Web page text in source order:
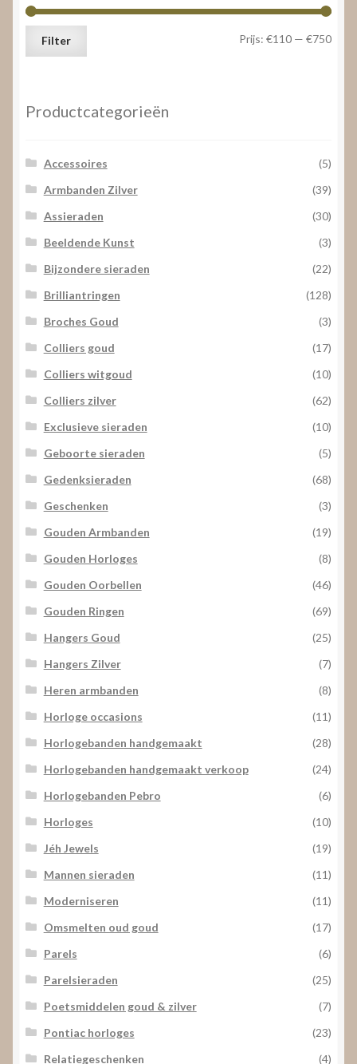
Min.
Max.
Filter Prijs: €110 — €750
Productcategorieën
Accessoires
(5)
Armbanden Zilver
(39)
Assieraden
(30)
Beeldende Kunst
(3)
Bijzondere sieraden
(22)
Brilliantringen
(128)
Broches Goud
(3)
Colliers goud
(17)
Colliers witgoud
(10)
Colliers zilver
(62)
Exclusieve sieraden
(10)
Geboorte sieraden
(5)
Gedenksieraden
(68)
Geschenken
(3)
Gouden Armbanden
(19)
Gouden Horloges
(8)
Gouden Oorbellen
(46)
Gouden Ringen
(69)
Hangers Goud
(25)
Hangers Zilver
(7)
Heren armbanden
(8)
Horloge occasions
(11)
Horlogebanden handgemaakt
(28)
Horlogebanden handgemaakt verkoop
(24)
Horlogebanden Pebro
(6)
Horloges
(10)
Jéh Jewels
(19)
Mannen sieraden
(11)
Moderniseren
(11)
Omsmelten oud goud
(17)
Parels
(6)
Parelsieraden
(25)
Poetsmiddelen goud & zilver
(7)
Pontiac horloges
(23)
Relatiegeschenken
(4)